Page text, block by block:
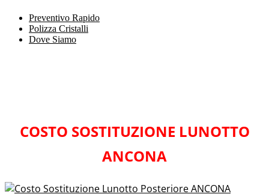
Preventivo Rapido
Polizza Cristalli
Dove Siamo
COSTO SOSTITUZIONE LUNOTTO
ANCONA